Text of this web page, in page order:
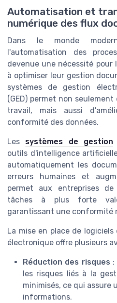
Automatisation et
numérique des flux
Dans le monde
l'automatisation des
devenue une nécessité pour
à optimiser leur gestion
systèmes de gestion
(GED) permet non
travail, mais aussi
conformité des données.
Les systèmes de gestion
outils d'intelligence
automatiquement les
erreurs humaines et
permet aux entreprises
tâches à plus forte
garantissant une conformité
La mise en place de
électronique offre plusieurs
Réduction des risques :
les risques liés à la
minimisés, ce qui assure
informations.